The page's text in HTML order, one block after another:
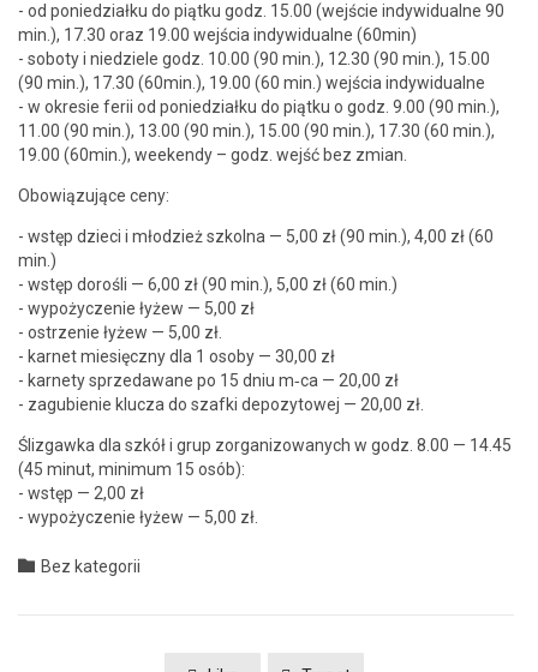
- od poniedzi­ałku do piątku godz. 15.00 (wejś­cie indy­wid­u­alne 90
min.), 17.30 oraz 19.00 wejś­cia indy­wid­u­alne (60min)
- sobo­ty i niedziele godz. 10.00 (90 min.), 12.30 (90 min.), 15.00
(90 min.), 17.30 (60min.), 19.00 (60 min.) wejś­cia indy­wid­u­alne
- w okre­sie ferii od poniedzi­ałku do piątku o godz. 9.00 (90 min.),
11.00 (90 min.), 13.00 (90 min.), 15.00 (90 min.), 17.30 (60 min.),
19.00 (60min.), week­endy – godz. wejść bez zmian.
Obow­iązu­jące ceny:
- wstęp dzieci i młodzież szkol­na — 5,00 zł (90 min.), 4,00 zł (60
min.)
- wstęp dorośli — 6,00 zł (90 min.), 5,00 zł (60 min.)
- wypoży­cze­nie łyżew — 5,00 zł
- ostrze­nie łyżew — 5,00 zł.
- kar­net miesięczny dla 1 oso­by — 30,00 zł
- kar­ne­ty sprzedawane po 15 dniu m‑ca — 20,00 zł
- zagu­bi­e­nie klucza do szaf­ki depozy­towej — 20,00 zł.
Śliz­gawka dla szkół i grup zor­ga­ni­zowanych w godz. 8.00 — 14.45
(45 min­ut, min­i­mum 15 osób):
- wstęp — 2,00 zł
- wypoży­cze­nie łyżew — 5,00 zł.
 Category
Bez kategorii